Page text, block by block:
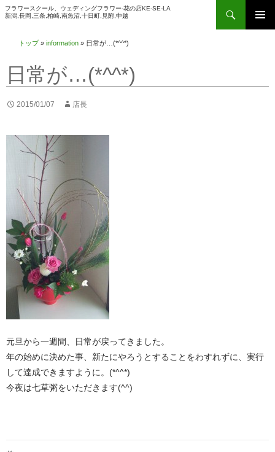
フラワースクール、ウェディングフラワー-花の店KE-SE-LA
新潟,長岡,三条,柏崎,南魚沼,十日町,見附,中越
検
索
ツ
へ
キ
トップ» information » 日常が…(*^^*)
日常が…(*^^*)
2015/01/07 店長
元旦から一週間、日常が戻ってきました。
年の始めに決めた事、新たにやろうとすることをわすれずに、実行
して達成できますように。(*^^*)
今夜は七草粥をいただきます(^^)